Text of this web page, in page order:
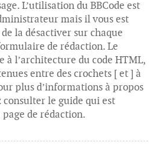
L’utilisation du BBCode est
mais il vous est
la désactiver sur chaque
de rédaction. Le
à l’architecture du code HTML,
entre des crochets [ et ] à
plus d’informations à propos
consulter le guide qui est
de rédaction.